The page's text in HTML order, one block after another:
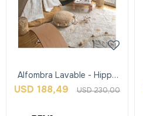
Alfombra Lavable - Hippy
Dots - Honey - Lorena
USD 188,49 USD230,00